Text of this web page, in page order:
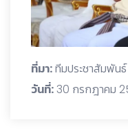
ที่มา:ทีมประชาสัมพัน
วันที่:30 กรกฎาคม